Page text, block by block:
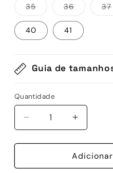
35Variante
esgotada
ou
indisponível
36Variante
esgotada
ou
37
40 41
Guia de
Quantidade
Quantidade
Diminuir
a
quantidade
SANDÁLIAS
Aumentar
a
de